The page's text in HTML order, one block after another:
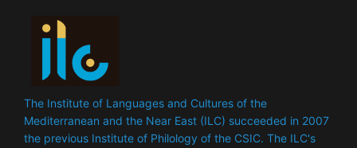
The Institute of Languages ​​and Cultures of the
Mediterranean and the Near East (ILC) succeeded in 2007
the previous Institute of Philology of the CSIC. The ILC's